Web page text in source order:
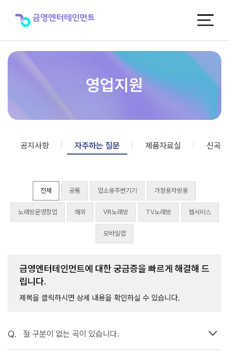
영업지원
공지사항 자주하는 질문 제품자료실 신곡
전체 공통 업소용주변기기 가정용차량용
노래방운영창업 해외 VR노래방 TV노래방 웹서비스
모바일앱
금영엔터테인먼트에 대한 궁금증을 빠르게 해결해 드
립니다.
제목을 클릭하시면 상세 내용을 확인하실 수 있습니다.
Q. 절 구분이 없는 곡이 있습니다.